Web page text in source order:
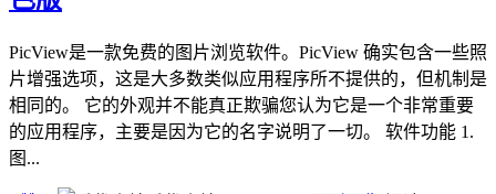
PicView是一款免费的图片浏览软件。PicView 确实包含一些照
片增强选项，这是大多数类似应用程序所不提供的，但机制是
相同的。 它的外观并不能真正欺骗您认为它是一个非常重要
的应用程序，主要是因为它的名字说明了一切。 软件功能 1.
图...